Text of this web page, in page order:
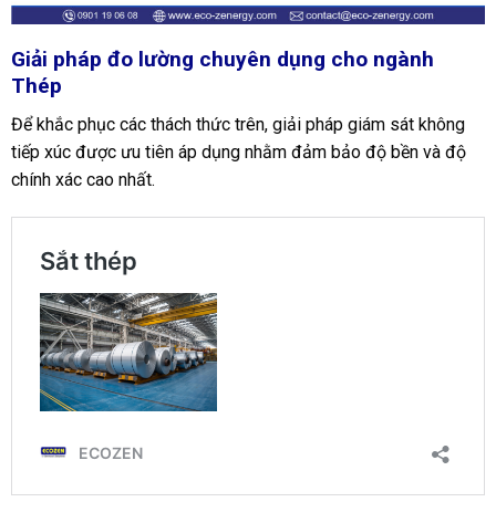
Giải pháp đo lường chuyên dụng cho ngành
Thép
Để khắc phục các thách thức trên, giải pháp giám sát không
tiếp xúc được ưu tiên áp dụng nhằm đảm bảo độ bền và độ
chính xác cao nhất.